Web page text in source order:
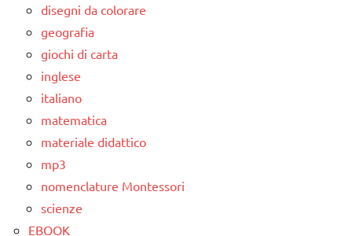
disegni da colorare
geografia
giochi di carta
inglese
italiano
matematica
materiale didattico
mp3
nomenclature Montessori
scienze
EBOOK